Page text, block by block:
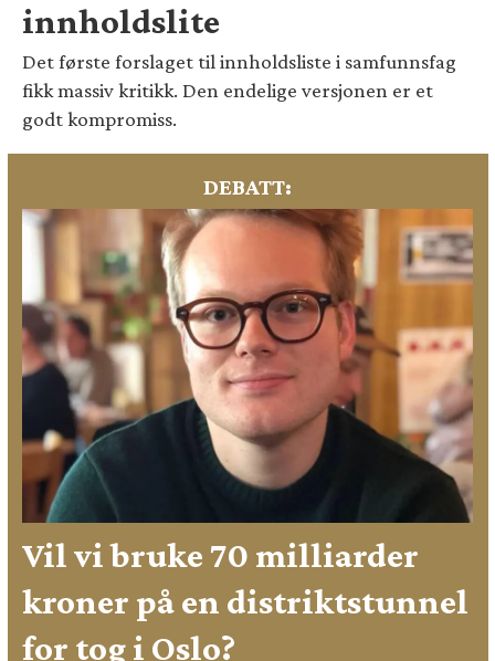
innholdslite
Det første forslaget til innholdsliste i samfunnsfag
fikk massiv kritikk. Den endelige versjonen er et
godt kompromiss.
DEBATT:
Vil vi bruke 70 milliarder
kroner på en distriktstunnel
for tog i Oslo?